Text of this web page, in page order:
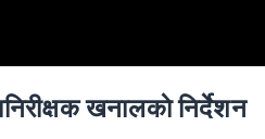
खनालकाे निर्देशन